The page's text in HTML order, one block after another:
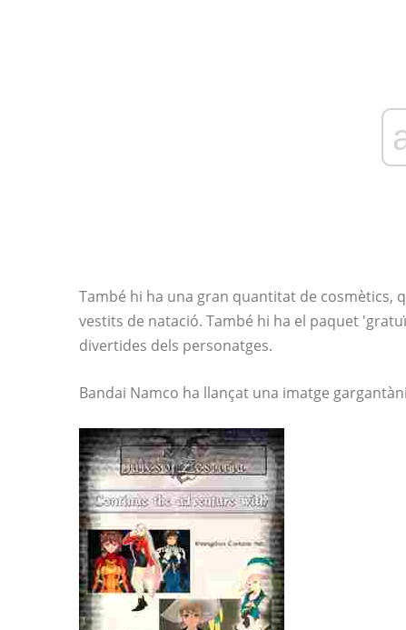
També hi ha una gran quantitat de cosmètics,
vestits de natació. També hi ha el paquet
divertides dels personatges.
Bandai Namco ha llançat una imatge